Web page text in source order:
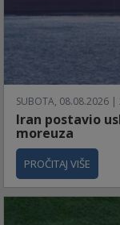
SUBOTA, 08.08.2026 |
Iran postavio
moreuza
PROČITAJ VIŠE